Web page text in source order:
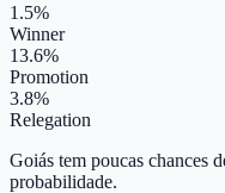
1.5%
Winner
13.6%
Promotion
3.8%
Relegation
Goiás tem poucas chances
probabilidade.